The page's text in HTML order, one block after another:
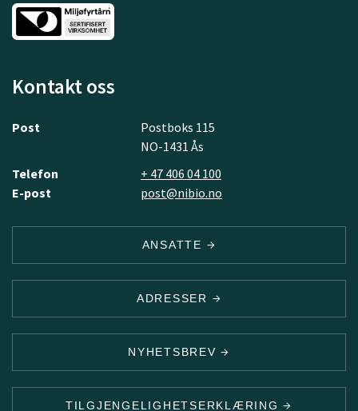
Kontakt oss
Post
Postboks 115
NO-1431 Ås
Telefon
+ 47 406 04 100
E-post
post@nibio.no
ANSATTE
ADRESSER
NYHETSBREV
TILGJENGELIGHETSERKLÆRING